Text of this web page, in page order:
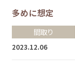
多めに想定
間取り
2023.12.06